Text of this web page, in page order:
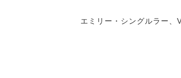
エミリー・シングルラー